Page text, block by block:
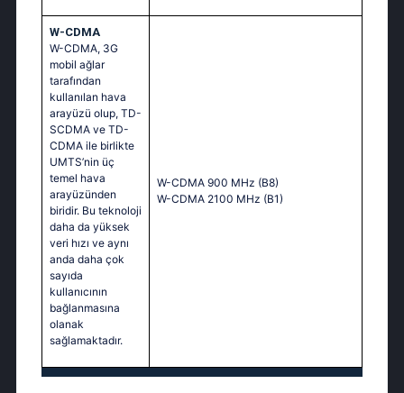
W-CDMA
W-CDMA, 3G
mobil ağlar
tarafından
kullanılan hava
arayüzü olup, TD-
SCDMA ve TD-
CDMA ile birlikte
UMTS’nin üç
temel hava
arayüzünden
biridir. Bu teknoloji
daha da yüksek
veri hızı ve aynı
anda daha çok
sayıda
kullanıcının
bağlanmasına
olanak
sağlamaktadır.
W-CDMA 900 MHz (B8)
W-CDMA 2100 MHz (B1)